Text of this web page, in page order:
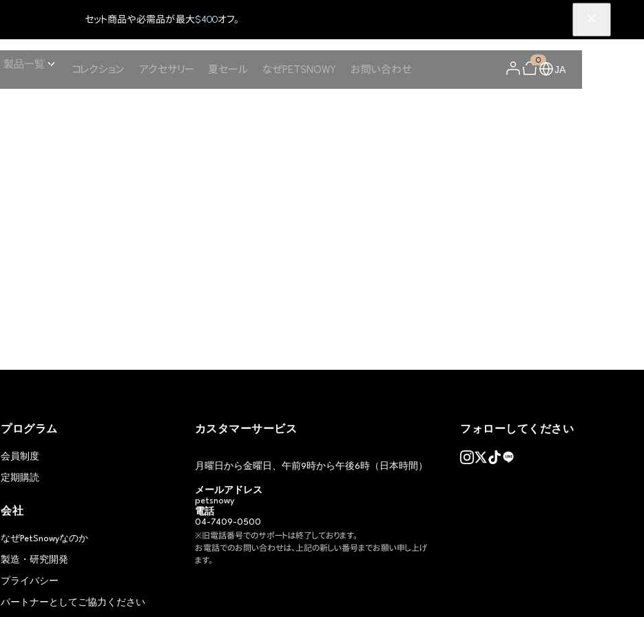
セット商品や必需品が最大$400オフ。
製品一覧 コレクション アクセサリー 夏セール なぜPETSNOWY お問い合わせ
0
JA
プログラム
会員制度
定期購読
会社
なぜPetSnowyなのか
製造・研究開発
プライバシー
パートナーとしてご協力ください
カスタマーサービス
月曜日から金曜日、午前9時から午後6時（日本時間）
メールアドレス
petsnowy
電話
04-7409-0500
※旧電話番号でのサポートは終了しております。
お電話でのお問い合わせは、上記の新しい番号までお願い申し上げ
ます。
フォローしてください